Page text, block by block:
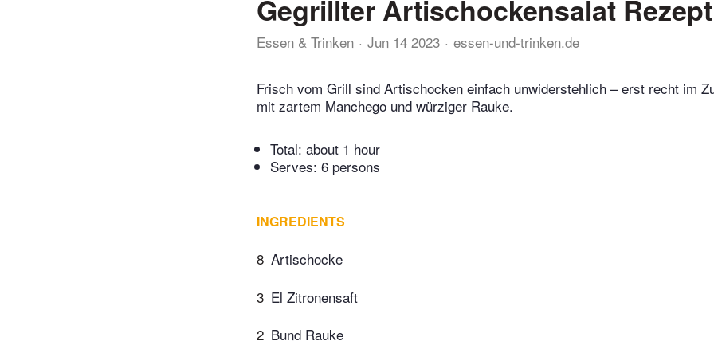
Gegrillter Artischockensalat Rezept
Essen & Trinken Jun 14 2023 essen-und-trinken.de
Frisch vom Grill sind Artischocken einfach unwiderstehlich – erst recht im
mit zartem Manchego und würziger Rauke.
Total: about 1 hour
Serves: 6 persons
INGREDIENTS
8 Artischocke
3 El Zitronensaft
2 Bund Rauke